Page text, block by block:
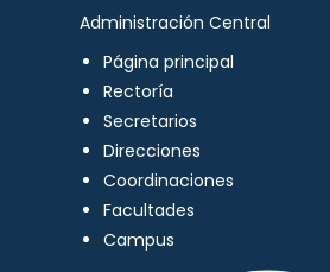
Administración Central
Página principal
Rectoría
Secretarios
Direcciones
Coordinaciones
Facultades
Campus